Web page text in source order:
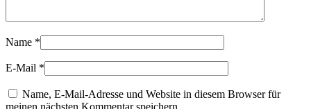
Name *
E-Mail *
Name, E-Mail-Adresse und Website in diesem Browser für